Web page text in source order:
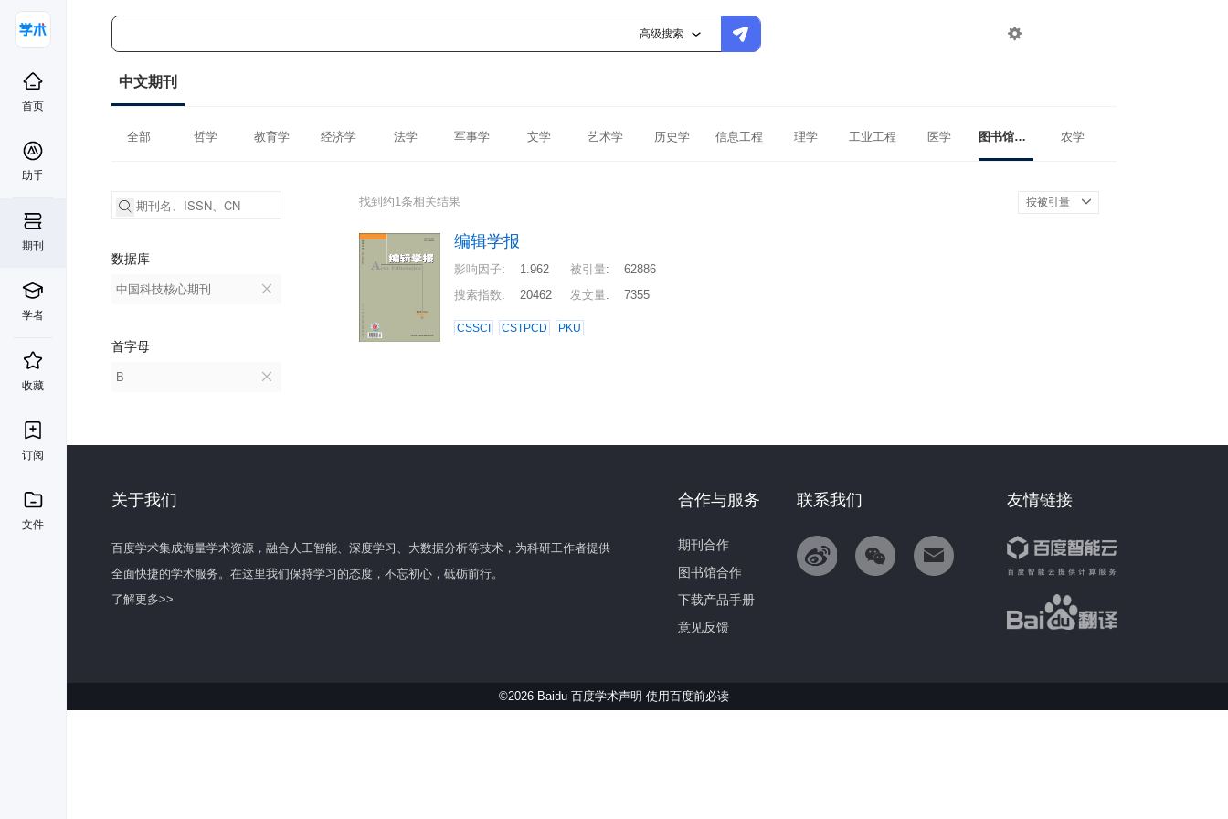
高级搜索 
首页
助手
期刊
学者
收藏
订阅
文件
中文期刊
全部 哲学 教育学 经济学 法学 军事学 文学 艺术学 历史学 信息工程 理学 工业工程 医学 图书馆、情报与档案管理 农学
数据库
中国科技核心期刊
首字母
B
找到约1条相关结果 按被引量
编辑学报
影响因子: 1.962 被引量:
62886
搜索指数: 20462 发文量: 7355
CSSCI CSTPCD PKU
关于我们
百度学术集成海量学术资源，融合人工智能、深度学习、大数据分析等技术，为科研工作者提供
全面快捷的学术服务。在这里我们保持学习的态度，不忘初心，砥砺前行。
了解更多>>
友情链接
联系我们
合作与服务
期刊合作
图书馆合作
下载产品手册
意见反馈
©2026 Baidu 百度学术声明 使用百度前必读